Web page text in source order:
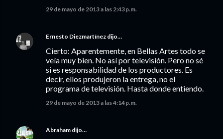
29 de mayo de 2013 a las 2:43 p.m.
Ernesto Diezmartínez dijo…
Cierto: Aparentemente, en Bellas Artes todo se
veía muy bien. No así por televisión. Pero no sé
si es responsabilidad de los productores. Es
decir, ellos produjeron la entrega, no el
programa de televisión. Hasta donde entiendo.
29 de mayo de 2013 a las 4:14 p.m.
Abraham dijo…